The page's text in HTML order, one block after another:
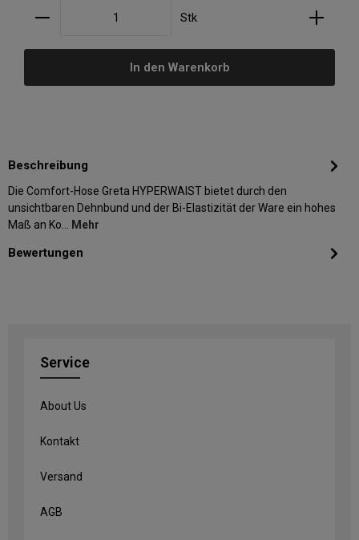
Produkt Anzahl: Gib den gewünschten Wert ein
Stk
In den Warenkorb
Beschreibung
Die Comfort-Hose Greta HYPERWAIST bietet durch den
unsichtbaren Dehnbund und der Bi-Elastizität der Ware ein hohes
Maß an Ko… Mehr
Bewertungen
Service
About Us
Kontakt
Versand
AGB